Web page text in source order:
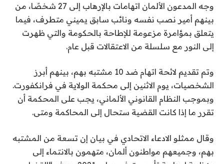
وجه المدعون الألمان اتهامات بالإرهاب إلى 27 شخصًا، من
بينهم أمير نصب نفسه ونائب سابق يميني متطرف، فيما
يتعلق بمؤامرة مزعومة للإطاحة بالحكومة والتي ظهرت
إلى النور مع سلسلة من الاعتقالات قبل عام.
وتم تقديم لائحة اتهام ضد 10 مشتبه بهم، بينهم أبرز
الشخصيات، يوم الاثنين إلى محكمة الولاية في فرانكفورت.
وبموجب النظام القانوني الألماني، يجب على المحكمة أن
تقرر ما إذا كانت القضية ستحال إلى المحاكمة ومتى.
وقال ممثلو الادعاء الاتحادي في بيان إن تسعة من المشتبه
بهم، وجميعهم مواطنون ألمان، متهمون بالانتماء إلى